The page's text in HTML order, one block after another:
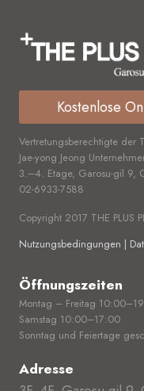
Kostenlose
Vertretungsberechtigte der
Jae-yong Jeong
3.–4. Etage, Garosu-gil 9,
02-6933-7588
Copyright 2017 THE PLUS
Nutzungsbedingungen |
Öffnungszeiten
Montag – Freitag
Samstag 10:00–17:00
Sonntag und Feiertage
Adresse